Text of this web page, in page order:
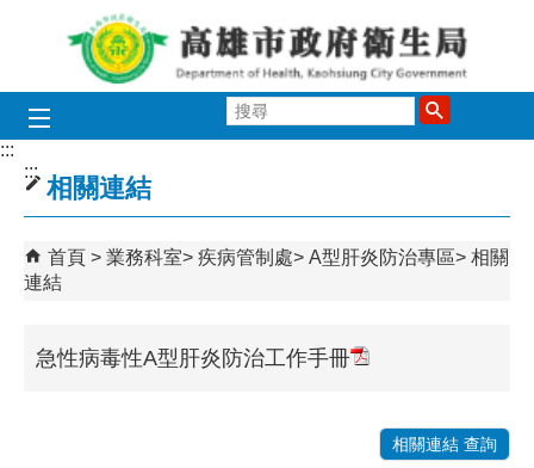
跳到主要內容區塊
尋
:::
:::
相關連結
首頁 業務科室 疾病管制處 A型肝炎防治專區
相關
連結
急性病毒性A型肝炎防治工作手冊
相關連結 查詢